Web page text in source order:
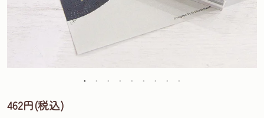
462円(税込)